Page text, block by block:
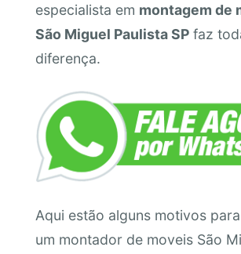
especialista em montagem de
São Miguel Paulista SPfaz
diferença.
Aqui estão alguns motivos
um montador de moveis São